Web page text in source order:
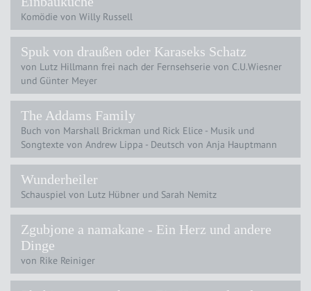
Komödie von Willy Russell
Spuk von draußen oder Karaseks Schatz
von Lutz Hillmann frei nach der Fernsehserie von C.U.Wiesner
und Günter Meyer
The Addams Family
Buch von Marshall Brickman und Rick Elice - Musik und
Songtexte von Andrew Lippa - Deutsch von Anja Hauptmann
Wunderheiler
Schauspiel von Lutz Hübner und Sarah Nemitz
Zgubjone a namakane - Ein Herz und andere
Dinge
von Rike Reiniger